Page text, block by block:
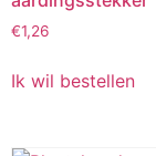
€1,26
Ik wil bestellen